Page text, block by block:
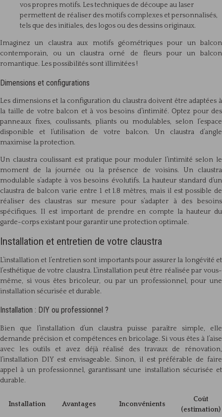
vos propres motifs. Les techniques de découpe au laser
permettent de réaliser des motifs complexes et personnalisés,
tels que des initiales, des logos ou des dessins originaux.
Imaginez un claustra aux motifs géométriques pour un balcon
contemporain, ou un claustra orné de fleurs pour un balcon
romantique. Les possibilités sont illimitées !
Dimensions et configurations
Les dimensions et la configuration du claustra doivent être adaptées à
la taille de votre balcon et à vos besoins d’intimité. Optez pour des
panneaux fixes, coulissants, pliants ou modulables, selon l’espace
disponible et l’utilisation de votre balcon. Un claustra d’angle
maximise la protection.
Un claustra coulissant est pratique pour moduler l’intimité selon le
moment de la journée ou la présence de voisins. Un claustra
modulable s’adapte à vos besoins évolutifs. La hauteur standard d’un
claustra de balcon varie entre 1 et 1.8 mètres, mais il est possible de
réaliser des claustras sur mesure pour s’adapter à des besoins
spécifiques. Il est important de prendre en compte la hauteur du
garde-corps existant pour garantir une protection optimale.
Installation et entretien de votre claustra
L’installation et l’entretien sont importants pour assurer la longévité et
l’esthétique de votre claustra. L’installation peut être réalisée par vous-
même, si vous êtes bricoleur, ou par un professionnel, pour une
installation sécurisée et durable.
Installation : DIY ou professionnel ?
Bien que l’installation d’un claustra puisse paraître simple, elle
demande précision et compétences en bricolage. Si vous êtes à l’aise
avec les outils et avez déjà réalisé des travaux de rénovation,
l’installation DIY est envisageable. Sinon, il est préférable de faire
appel à un professionnel, garantissant une installation sécurisée et
durable.
Installation Avantages Inconvénients
Coût
(estimation)